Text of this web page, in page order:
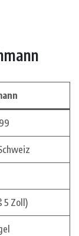
5 Zoll)